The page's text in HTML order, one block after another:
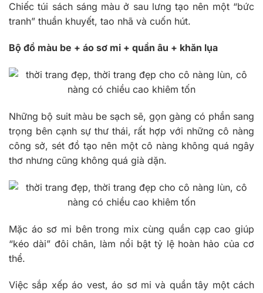
Chiếc túi sách sáng màu ở sau lưng tạo nên một “bức
tranh” thuần khuyết, tao nhã và cuốn hút.
Bộ đồ màu be + áo sơ mi + quần âu + khăn lụa
Những bộ suit màu be sạch sẽ, gọn gàng có phần sang
trọng bên cạnh sự thư thái, rất hợp với những cô nàng
công sở, sét đồ tạo nên một cô nàng không quá ngây
thơ nhưng cũng không quá già dặn.
Mặc áo sơ mi bên trong mix cùng quần cạp cao giúp
“kéo dài” đôi chân, làm nổi bật tỷ lệ hoàn hảo của cơ
thể.
Việc sắp xếp áo vest, áo sơ mi và quần tây một cách